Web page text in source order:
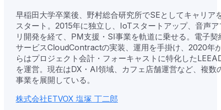
早稲田大学卒業後、野村総合研究所でSEとしてキャリア
スタート。2015年に独立し、IoTスタートアップ、音声ア
リ開発を経て、PM支援・SI事業を軌道に乗せる。電子契
サービスCloudContractの実装、運用を手掛け、2020年
らはプロジェクト会計・フォーキャストに特化した
を運営。現在はDX・AI領域、カフェ店舗運営など、複数
事業を展開している。
株式会社ETVOX 塩塚 丁二郎